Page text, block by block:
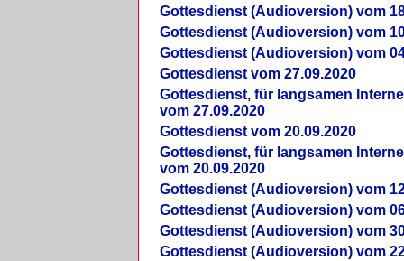
Gottesdienst (Audioversion) vom
Gottesdienst (Audioversion) vom
Gottesdienst (Audioversion) vom
Gottesdienst vom 27.09.2020
Gottesdienst, für langsamen
vom 27.09.2020
Gottesdienst vom 20.09.2020
Gottesdienst, für langsamen
vom 20.09.2020
Gottesdienst (Audioversion) vom
Gottesdienst (Audioversion) vom
Gottesdienst (Audioversion) vom
Gottesdienst (Audioversion) vom